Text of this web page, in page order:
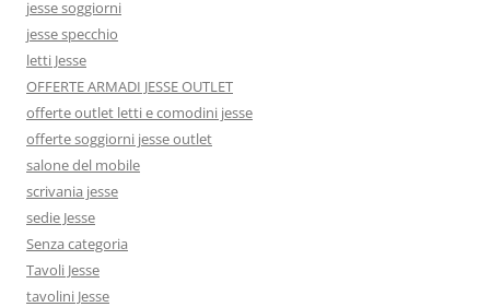
jesse soggiorni
jesse specchio
letti Jesse
OFFERTE ARMADI JESSE OUTLET
offerte outlet letti e comodini jesse
offerte soggiorni jesse outlet
salone del mobile
scrivania jesse
sedie Jesse
Senza categoria
Tavoli Jesse
tavolini Jesse